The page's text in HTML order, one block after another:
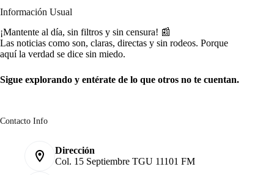
Información Usual
¡Mantente al día, sin filtros y sin censura! 📰
Las noticias como son, claras, directas y sin rodeos. Porque
aquí la verdad se dice sin miedo.
Sigue explorando y entérate de lo que otros no te cuentan.
Contacto Info
Dirección
Col. 15 Septiembre TGU 11101 FM